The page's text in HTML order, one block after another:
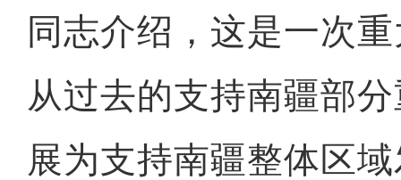
同志介绍，这是一次
从过去的支持南疆部
展为支持南疆整体区